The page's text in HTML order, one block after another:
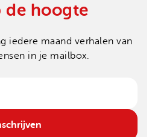
de hoogte
iedere maand verhalen van
in je mailbox.